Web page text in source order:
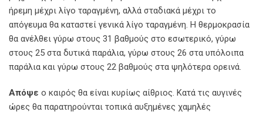
ήρεμη μέχρι λίγο ταραγμένη, αλλά σταδιακά μέχρι το
απόγευμα θα καταστεί γενικά λίγο ταραγμένη. Η θερμοκρασία
θα ανέλθει γύρω στους 31 βαθμούς στο εσωτερικό, γύρω
στους 25 στα δυτικά παράλια, γύρω στους 26 στα υπόλοιπα
παράλια και γύρω στους 22 βαθμούς στα ψηλότερα ορεινά.
Απόψε ο καιρός θα είναι κυρίως αίθριος. Κατά τις αυγινές
ώρες θα παρατηρούνται τοπικά αυξημένες χαμηλές